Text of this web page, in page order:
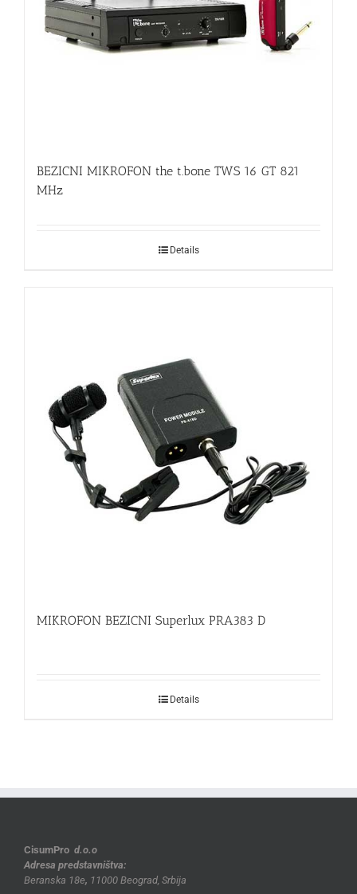
BEZICNI MIKROFON the t.bone TWS 16 GT 821
MHz
Details
MIKROFON BEZICNI Superlux PRA383 D
Details
CisumPro d.o.o
Adresa predstavništva:
Beranska 18e, 11000 Beograd, Srbija